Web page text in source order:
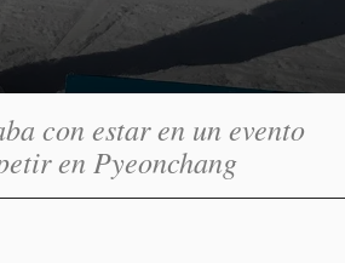
con estar en un evento
en Pyeonchang